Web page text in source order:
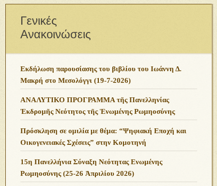
Γενικές
Ανακοινώσεις
Εκδήλωση παρουσίασης του βιβλίου του Ιωάννη Δ.
Μακρή στο Μεσολόγγι (19-7-2026)
ΑΝΑΛΥΤΙΚΟ ΠΡΟΓΡΑΜΜΑ τῆς Πανελληνίας
Ἐκδρομῆς Νεότητος τῆς Ἑνωμένης Ρωμηοσύνης
Πρόσκληση σε ομιλία με θέμα: “Ψηφιακή Εποχή και
Οικογενειακές Σχέσεις” στην Κομοτηνή
15η Πανελλήνια Σύναξη Νεότητας Ενωμένης
Ρωμηοσύνης (25-26 Ἀπριλίου 2026)